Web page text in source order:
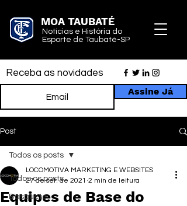
MOA TAUBATÉ
Notícias e História do
Esporte de Taubaté-SP
Receba as novidades
Assine Já
Post
Todos os posts
Basquete
Todos os posts
Equipes de Base do
LOCOMOTIVA MARKETING E WEBSITES
27 de set. de 2021 2 min de leitura